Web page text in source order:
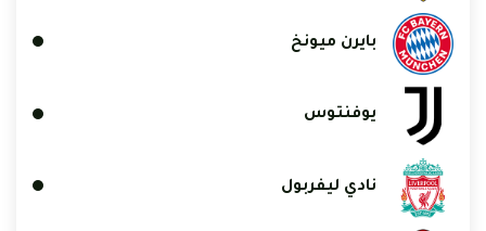
بايرن ميونخ
يوفنتوس
نادي ليفربول